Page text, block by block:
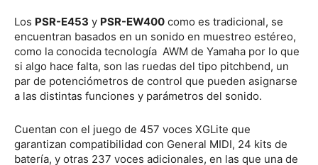
Los PSR-E453 y PSR-EW400 como es tradicional, se
encuentran basados en un sonido en muestreo estéreo,
como la conocida tecnología AWM de Yamaha por lo que
si algo hace falta, son las ruedas del tipo pitchbend, un
par de potenciómetros de control que pueden asignarse
a las distintas funciones y parámetros del sonido.
Cuentan con el juego de 457 voces XGLite que
garantizan compatibilidad con General MIDI, 24 kits de
batería, y otras 237 voces adicionales, en las que una de